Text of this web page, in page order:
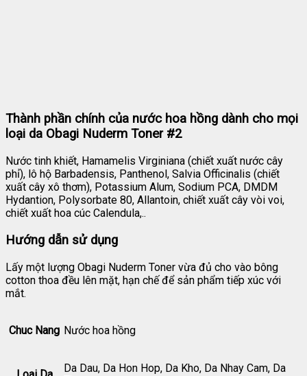
Thành phần chính của nước hoa hồng dành cho mọi
loại da Obagi Nuderm Toner #2
Nước tinh khiết, Hamamelis Virginiana (chiết xuất nước cây
phỉ), lô hộ Barbadensis, Panthenol, Salvia Officinalis (chiết
xuất cây xô thơm), Potassium Alum, Sodium PCA, DMDM
Hydantion, Polysorbate 80, Allantoin, chiết xuất cây vòi voi,
chiết xuất hoa cúc Calendula,..
Hướng dẫn sử dụng
Lấy một lượng Obagi Nuderm Toner vừa đủ cho vào bông
cotton thoa đều lên mặt, hạn chế để sản phẩm tiếp xúc với
mắt.
Chuc Nang Nước hoa hồng
Da Dau, Da Hon Hop, Da Kho, Da Nhay Cam, Da